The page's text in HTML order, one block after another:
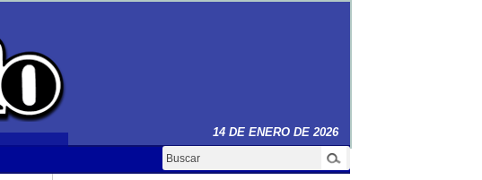
14 DE ENERO DE 2026
Buscar